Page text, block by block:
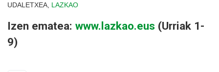
UDALETXEA, LAZKAO
Izen ematea: www.lazkao.eus (Urriak 1-
9)